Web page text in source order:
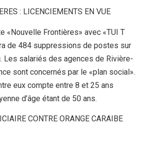
: LICENCIEMENTS EN VUE
«Nouvelle Frontières» avec «TUI T
de 484 suppressions de postes sur
Les salariés des agences de Rivière-
sont concernés par le «plan social».
eux compte entre 8 et 25 ans
d’âge étant de 50 ans.
CONTRE ORANGE CARAIBE